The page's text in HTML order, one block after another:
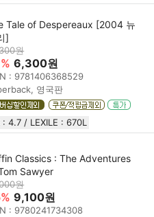
Tale of Despereaux [2004 뉴
]
원
6,300원
: 9781406368529
영국판
: 4.7 / LEXILE : 670L
Classics : The Adventures
Sawyer
원
9,100원
: 9780241734308